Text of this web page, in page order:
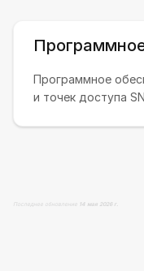
Программное
и точек доступа
Последнее обновление 14 мая 2026 г.